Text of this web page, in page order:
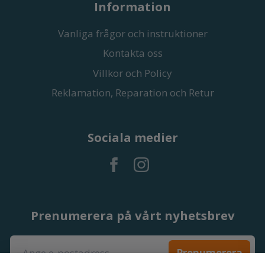
Information
Vanliga frågor och instruktioner
Kontakta oss
Villkor och Policy
Reklamation, Reparation och Retur
Sociala medier
Prenumerera på vårt nyhetsbrev
Prenumerera